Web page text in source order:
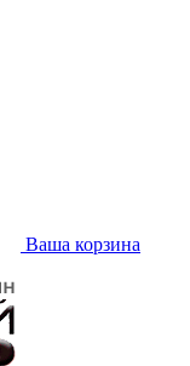
Ваша корзина